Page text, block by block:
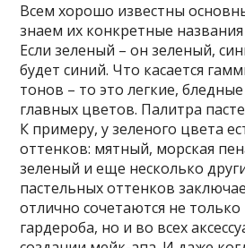
Всем хорошо известны
знаем их конкретные
Если зеленый – он зеленый,
будет синий. Что касается
тонов – то это легкие,
главных цветов. Палитра
К примеру, у зеленого цвета
оттенков: мятный, морская
зеленый и еще несколько
пастельных оттенков
отлично сочетаются не
гардероба, но и во всех